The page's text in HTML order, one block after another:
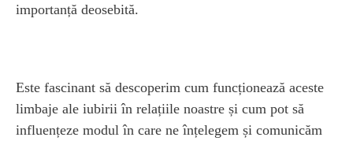
importanță deosebită.
Este fascinant să descoperim cum funcționează aceste
limbaje ale iubirii în relațiile noastre și cum pot să
influențeze modul în care ne înțelegem și comunicăm